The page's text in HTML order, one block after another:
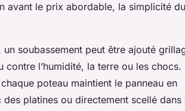
avant le prix abordable, la simplicité du
soubassement peut être ajouté
l’humidité, la terre ou les chocs.
poteau maintient le panneau en
platines ou directement scellé dans